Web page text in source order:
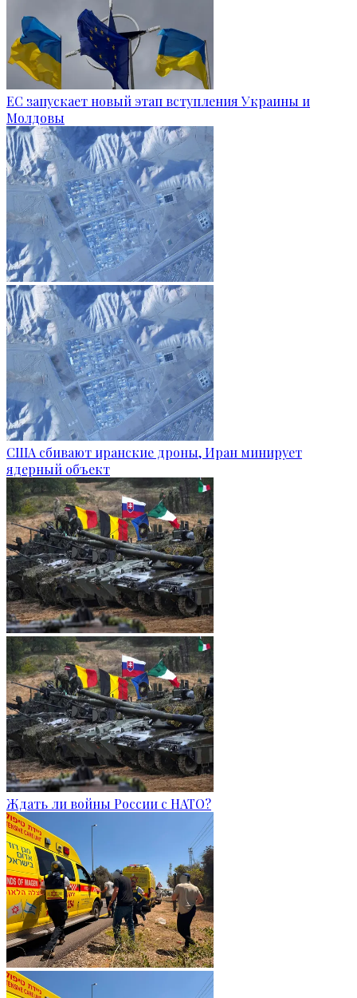
ЕС запускает новый этап вступления Украины и
Молдовы
США сбивают иранские дроны, Иран минирует
ядерный объект
Ждать ли войны России с НАТО?